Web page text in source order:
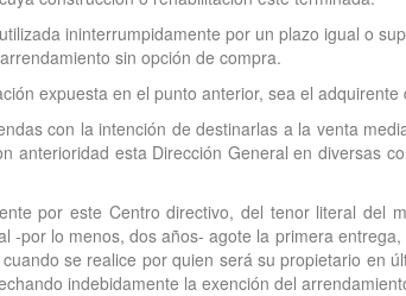
ininterrumpidamente por un plazo igual o
sin opción de compra.
expuesta en el punto anterior, sea el
con la intención de destinarlas a la venta
anterioridad esta Dirección General en diversas
por este Centro directivo, del tenor literal
-por lo menos, dos años- agote la primera
se realice por quien será su propietario en
indebidamente la exención del